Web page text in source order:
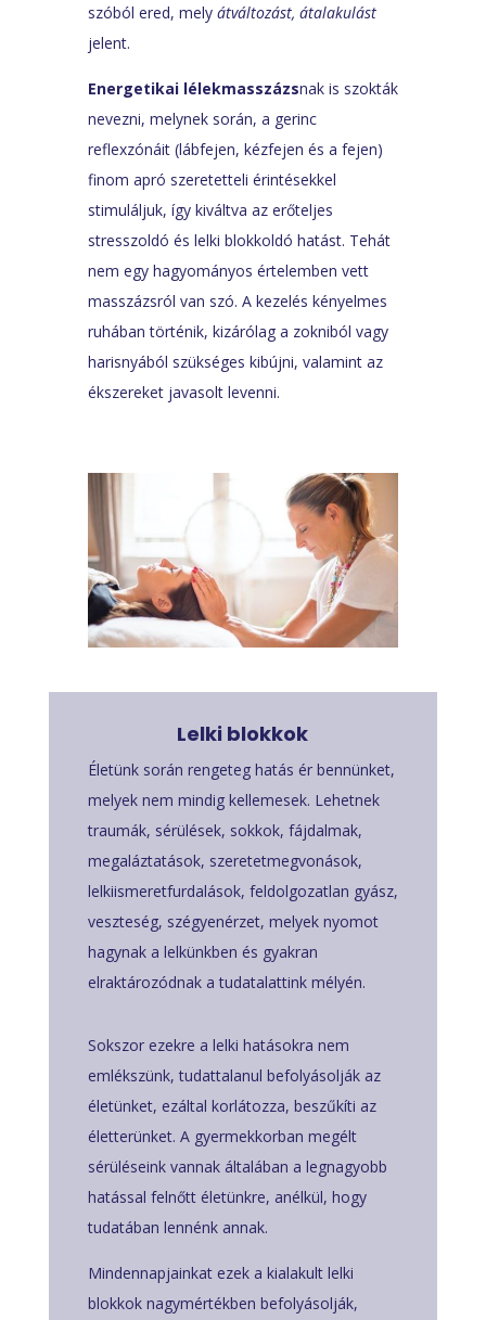
szóból ered, mely átváltozást, átalakulást
jelent.
Energetikai lélekmasszázsnak is szokták
nevezni, melynek során, a gerinc
reflexzónáit (lábfejen, kézfejen és a fejen)
finom apró szeretetteli érintésekkel
stimuláljuk, így kiváltva az erőteljes
stresszoldó és lelki blokkoldó hatást. Tehát
nem egy hagyományos értelemben vett
masszázsról van szó. A kezelés kényelmes
ruhában történik, kizárólag a zokniból vagy
harisnyából szükséges kibújni, valamint az
ékszereket javasolt levenni.
Lelki blokkok
Életünk során rengeteg hatás ér bennünket,
melyek nem mindig kellemesek. Lehetnek
traumák, sérülések, sokkok, fájdalmak,
megaláztatások, szeretetmegvonások,
lelkiismeretfurdalások, feldolgozatlan gyász,
veszteség, szégyenérzet, melyek nyomot
hagynak a lelkünkben és gyakran
elraktározódnak a tudatalattink mélyén.
Sokszor ezekre a lelki hatásokra nem
emlékszünk, tudattalanul befolyásolják az
életünket, ezáltal korlátozza, beszűkíti az
életterünket. A gyermekkorban megélt
sérüléseink vannak általában a legnagyobb
hatással felnőtt életünkre, anélkül, hogy
tudatában lennénk annak.
Mindennapjainkat ezek a kialakult lelki
blokkok nagymértékben befolyásolják,